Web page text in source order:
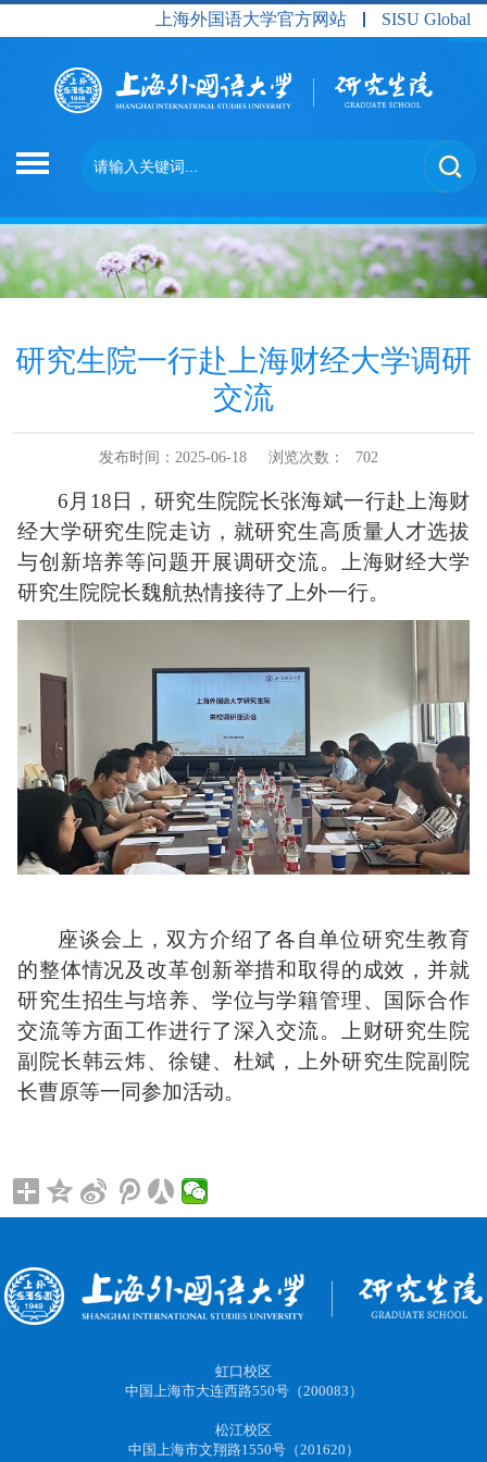
上海外国语大学官方网站 SISU Global
研究生院一行赴上海财经大学调研
交流
发布时间：2025-06-18 浏览次数： 702
6 月 18日，研究生院院长张海斌一行赴上海财
经大学研究生院走访，就研究生高质量人才选拔
与创新培养等问题开展调研交流。上海财经大学
研究生院院长魏航热情接待了上外一行。
座谈会上，双方介绍了各自单位研究生教育
的整体情况及改革创新举措和取得的成效，并就
研究生招生与培养、学位与学籍管理、国际合作
交流等方面工作进行了深入交流。上财研究生院
副院长韩云炜、徐键、杜斌，上外研究生院副院
长曹原等一同参加活动。
虹口校区
中国上海市大连西路550号（200083）
松江校区
中国上海市文翔路1550号（201620）